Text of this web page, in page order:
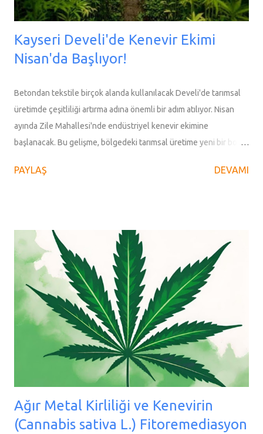
Kayseri Develi'de Kenevir Ekimi
Nisan'da Başlıyor!
Betondan tekstile birçok alanda kullanılacak Develi'de tarımsal
üretimde çeşitliliği artırma adına önemli bir adım atılıyor. Nisan
ayında Zile Mahallesi'nde endüstriyel kenevir ekimine
başlanacak. Bu gelişme, bölgedeki tarımsal üretime yeni bir boyut
Araştırmacı yazar Nezir Ötegen'in derlediği bilgilere göre Zileli
Üniversitesi kenevir araştırma merkezi tarafından üretilip
TİGEM'den temin edilen " VEZİR " isimli kenevirin endüstriyel
olarak kullanılması bekleniyor. Uzmanlardan destek Bu konuda;
19 Mayıs Üniversitesi Kenevir Araştırmaları Merkezi Müdürü Prof.
Dr. Selim Aytaç, 19 Mayıs Üniversitesi İnşaat Mühendisliği
Anabilim Dalı Başkanı Prof. Dr. Fahri Birinci, Bozok Üniversitesi
Rektör Yardımcısı ve ...
PAYLAŞ DEVAMI
Ağır Metal Kirliliği ve Kenevirin
(Cannabis sativa L.) Fitoremediasyon